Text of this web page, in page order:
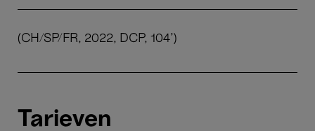
(CH/SP/FR, 2022, DCP, 104')
Tarieven